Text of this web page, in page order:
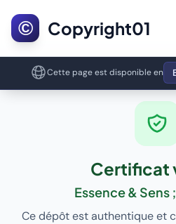
© Copyright01
Cette page est disponible en
Certificat
Essence & Sens
Ce dépôt est authentique et